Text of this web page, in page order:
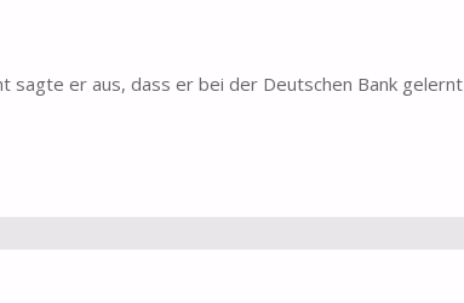
sagte er aus, dass er bei der Deutschen Bank gelernt